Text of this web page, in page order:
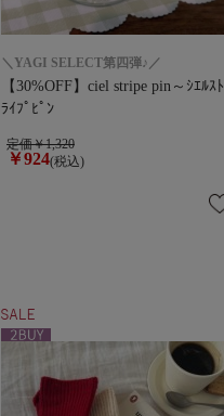
＼YAGI SELECT第四弾♪／
【30%OFF】ciel stripe pin～ｼｴﾙｽﾄ
ﾗｲﾌﾟﾋﾟﾝ
定価￥1,320
￥924(税込)